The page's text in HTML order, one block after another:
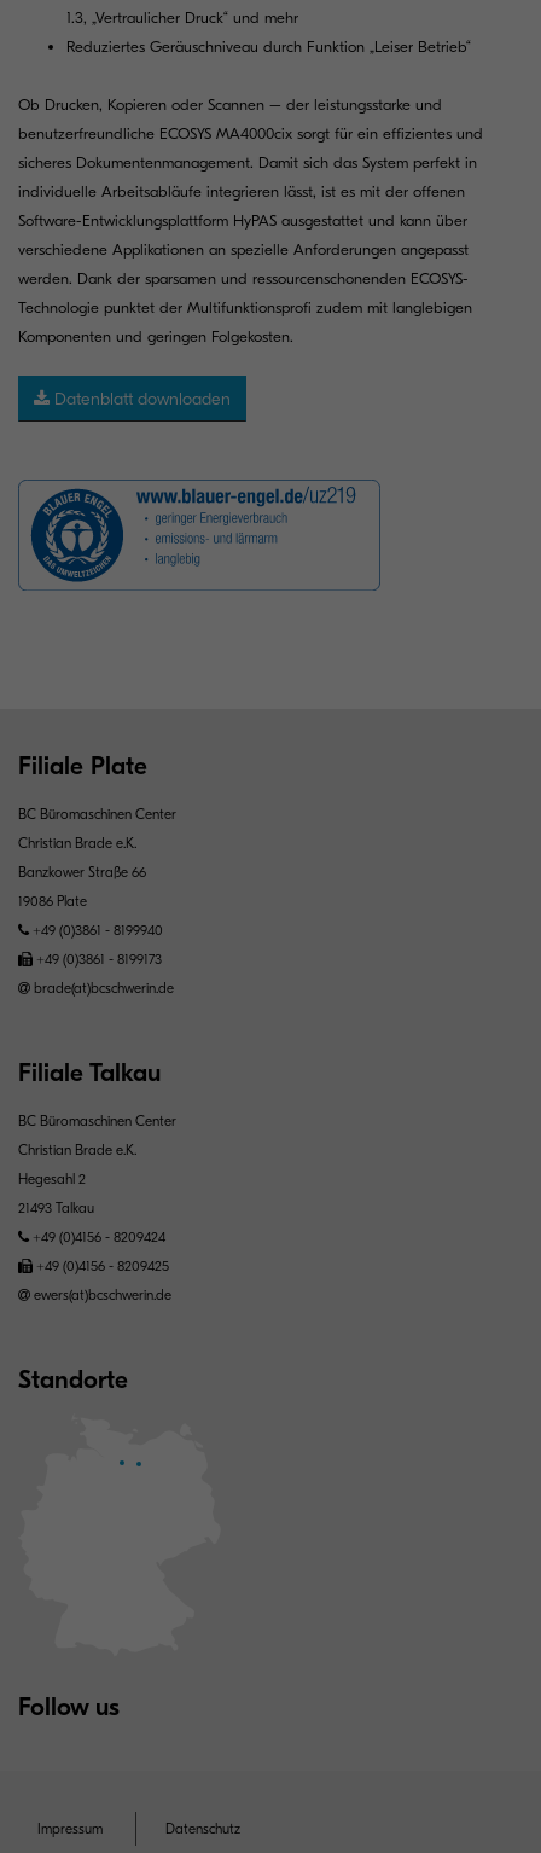
1.3, „Vertraulicher Druck“ und mehr
Reduziertes Geräuschniveau durch Funktion „Leiser Betrieb“
Ob Drucken, Kopieren oder Scannen – der leistungsstarke und
benutzerfreundliche ECOSYS MA4000cix sorgt für ein effizientes und
sicheres Dokumentenmanagement. Damit sich das System perfekt in
individuelle Arbeitsabläufe integrieren lässt, ist es mit der offenen
Software-Entwicklungsplattform HyPAS ausgestattet und kann über
verschiedene Applikationen an spezielle Anforderungen angepasst
werden. Dank der sparsamen und ressourcenschonenden ECOSYS-
Technologie punktet der Multifunktionsprofi zudem mit langlebigen
Komponenten und geringen Folgekosten.
Datenblatt downloaden
Filiale Plate
BC Büromaschinen Center
Christian Brade e.K.
Banzkower Straße 66
19086 Plate
+49 (0)3861 - 8199940
+49 (0)3861 - 8199173
brade(at)bcschwerin.de
Filiale Talkau
BC Büromaschinen Center
Christian Brade e.K.
Hegesahl 2
21493 Talkau
+49 (0)4156 - 8209424
+49 (0)4156 - 8209425
ewers(at)bcschwerin.de
Standorte
Follow us
Impressum Datenschutz